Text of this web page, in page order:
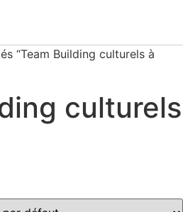
“Team Building culturels à
culturels